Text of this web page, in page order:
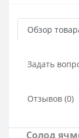
Обзор
Задать
Отзывов (0)
Солод